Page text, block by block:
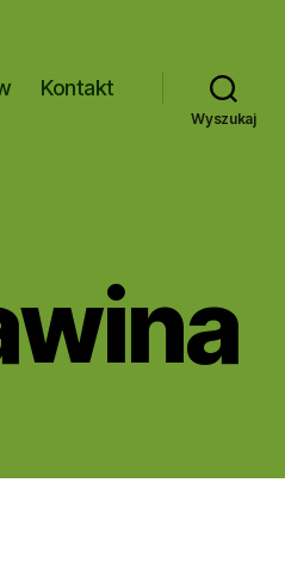
Kontakt
Wyszukaj